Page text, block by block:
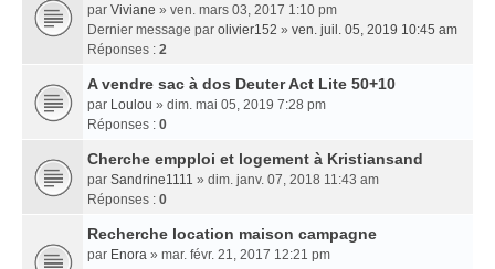
par Viviane » ven. mars 03, 2017 1:10 pm
Dernier message par olivier152 » ven. juil. 05, 2019 10:45 am
Réponses : 2
A vendre sac à dos Deuter Act Lite 50+10
par Loulou » dim. mai 05, 2019 7:28 pm
Réponses : 0
Cherche empploi et logement à Kristiansand
par Sandrine1111 » dim. janv. 07, 2018 11:43 am
Réponses : 0
Recherche location maison campagne
par Enora » mar. févr. 21, 2017 12:21 pm